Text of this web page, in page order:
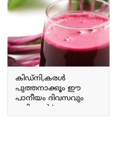
കിഡ്‌നി,കരള്‍
പുത്തനാക്കൂം ഈ
പാനീയം ദിവസവും
കഴിച്ചാൽ.! എല്ലാ
ആരോഗ്യ